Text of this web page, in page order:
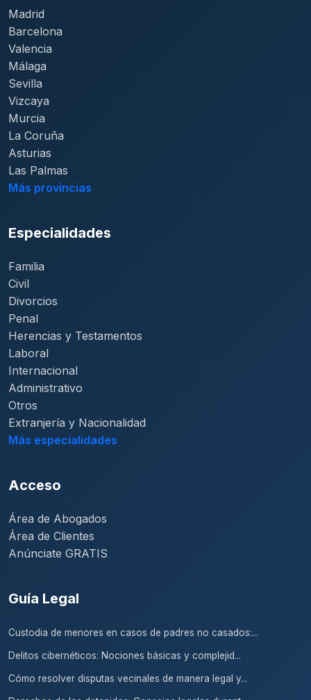
Madrid
Barcelona
Valencia
Málaga
Sevilla
Vizcaya
Murcia
La Coruña
Asturias
Las Palmas
Más provincias
Especialidades
Familia
Civil
Divorcios
Penal
Herencias y Testamentos
Laboral
Internacional
Administrativo
Otros
Extranjería y Nacionalidad
Más especialidades
Acceso
Área de Abogados
Área de Clientes
Anúnciate GRATIS
Guía Legal
Custodia de menores en casos de padres no casados:...
Delitos cibernéticos: Nociones básicas y complejid...
Cómo resolver disputas vecinales de manera legal y...